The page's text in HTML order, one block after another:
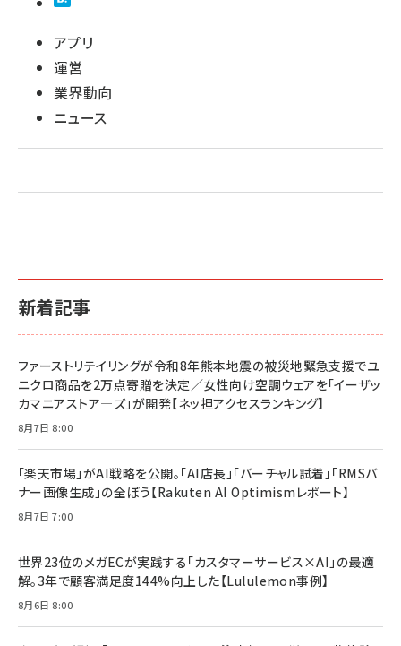
アプリ
運営
業界動向
ニュース
新着記事
ファーストリテイリングが令和8年熊本地震の被災地緊急支援でユ
ニクロ商品を2万点寄贈を決定／女性向け空調ウェアを「イーザッ
カマニアストア―ズ」が開発【ネッ担アクセスランキング】
8月7日 8:00
「楽天市場」がAI戦略を公開。「AI店長」「バーチャル試着」「RMSバ
ナー画像生成」の全ぼう【Rakuten AI Optimismレポート】
8月7日 7:00
世界23位のメガECが実践する「カスタマーサービス×AI」の最適
解。3年で顧客満足度144%向上した【Lululemon事例】
8月6日 8:00